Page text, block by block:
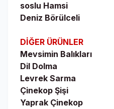
soslu Hamsi
Deniz Börülceli
DİĞER ÜRÜNLER
Mevsimin Balıkları
Dil Dolma
Levrek Sarma
Çinekop Şişi
Yaprak Çinekop